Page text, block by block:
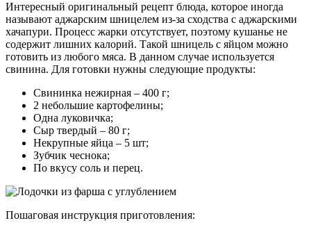
Интересный оригинальный рецепт блюда, которое иногда
называют аджарским шницелем из-за сходства с аджарскими
хачапури. Процесс жарки отсутствует, поэтому кушанье не
содержит лишних калорий. Такой шницель с яйцом можно
готовить из любого мяса. В данном случае используется
свинина. Для готовки нужны следующие продукты:
Свининка нежирная – 400 г;
2 небольшие картофелины;
Одна луковичка;
Сыр твердый – 80 г;
Некрупные яйца – 5 шт;
Зубчик чеснока;
По вкусу соль и перец.
Пошаговая инструкция приготовления: